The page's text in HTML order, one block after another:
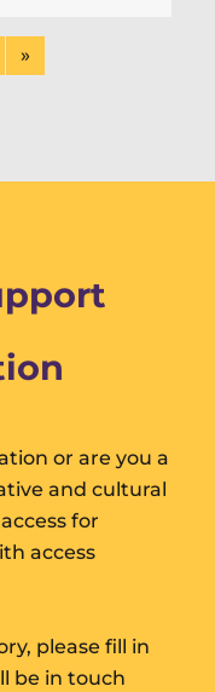
Tudalen
»
or are you a
and cultural
for
access
please fill in
be in touch